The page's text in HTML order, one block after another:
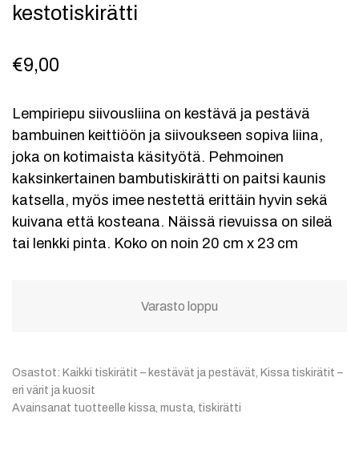
kestotiskirätti
€9,00
Lempiriepu siivousliina on kestävä ja pestävä
bambuinen keittiöön ja siivoukseen sopiva liina,
joka on kotimaista käsityötä. Pehmoinen
kaksinkertainen bambutiskirätti on paitsi kaunis
katsella, myös imee nestettä erittäin hyvin sekä
kuivana että kosteana. Näissä rievuissa on sileä
tai lenkki pinta. Koko on noin 20 cm x 23 cm
Varasto loppu
Osastot: Kaikki tiskirätit – kestävät ja pestävät, Kissa tiskirätit –
eri värit ja kuosit
Avainsanat tuotteelle kissa, musta, tiskirätti